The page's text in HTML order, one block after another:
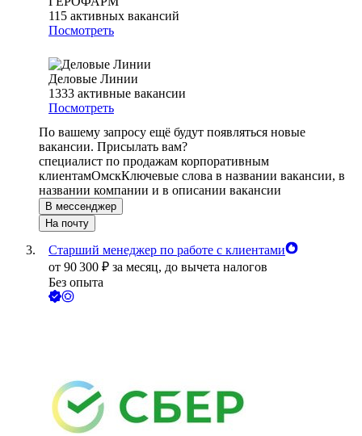
115 активных вакансий
Посмотреть
Деловые Линии
1333 активные вакансии
Посмотреть
По вашему запросу ещё будут появляться новые
вакансии. Присылать вам?
специалист по продажам корпоративным
клиентамОмскКлючевые слова в названии вакансии, в
названии компании и в описании вакансии
В мессенджер
На почту
Старший менеджер по работе с клиентами
от 90 300 ₽ за месяц, до вычета налогов
Без опыта